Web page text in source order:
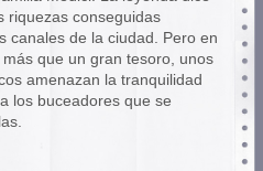
riquezas conseguidas
canales de la ciudad. Pero en
que un gran tesoro, unos
amenazan la tranquilidad
los buceadores que se